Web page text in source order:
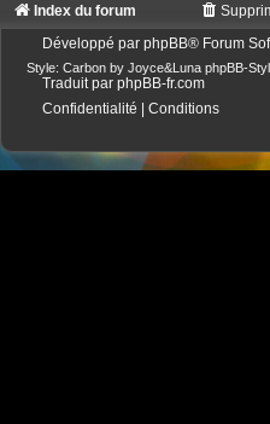
Index du forum
Développé parphpBB® Forum
Style: Carbon by Joyce&Luna phpBB-
Traduit parphpBB-fr.com
Confidentialité |Conditions